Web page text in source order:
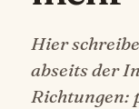
Hier
abseits der
Richtungen: